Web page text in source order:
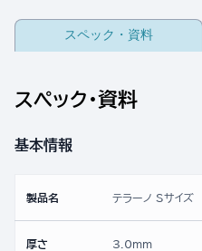
スペック・資料
スペック・資料
基本情報
製品名 テラーノ Sサイズ
厚さ 3.0mm